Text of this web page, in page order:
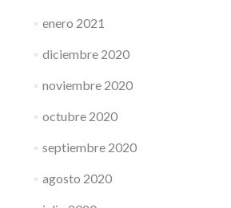
enero 2021
diciembre 2020
noviembre 2020
octubre 2020
septiembre 2020
agosto 2020